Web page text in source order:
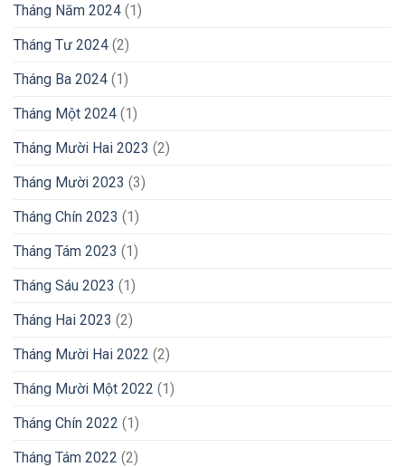
Tháng Năm 2024 (1)
Tháng Tư 2024 (2)
Tháng Ba 2024 (1)
Tháng Một 2024 (1)
Tháng Mười Hai 2023 (2)
Tháng Mười 2023 (3)
Tháng Chín 2023 (1)
Tháng Tám 2023 (1)
Tháng Sáu 2023 (1)
Tháng Hai 2023 (2)
Tháng Mười Hai 2022 (2)
Tháng Mười Một 2022 (1)
Tháng Chín 2022 (1)
Tháng Tám 2022 (2)